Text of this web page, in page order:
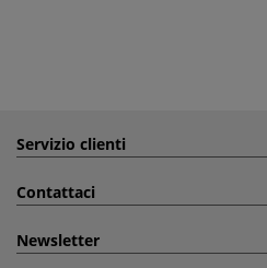
Servizio clienti
Contattaci
Newsletter